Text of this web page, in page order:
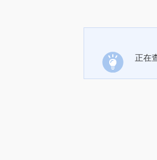
正在